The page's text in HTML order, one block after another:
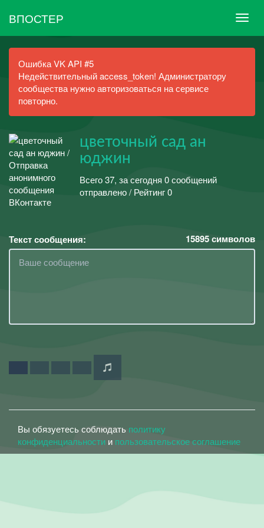
ВПОСТЕР
Ошибка VK API #5
Недействительный access_token! Администратору
сообщества нужно авторизоваться на сервисе
повторно.
цветочный сад ан
юджин
Всего 37, за сегодня 0 сообщений
отправлено / Рейтинг 0
Текст сообщения: 15895символов
Вы обязуетесь соблюдать политику
конфиденциальности и пользовательское соглашение